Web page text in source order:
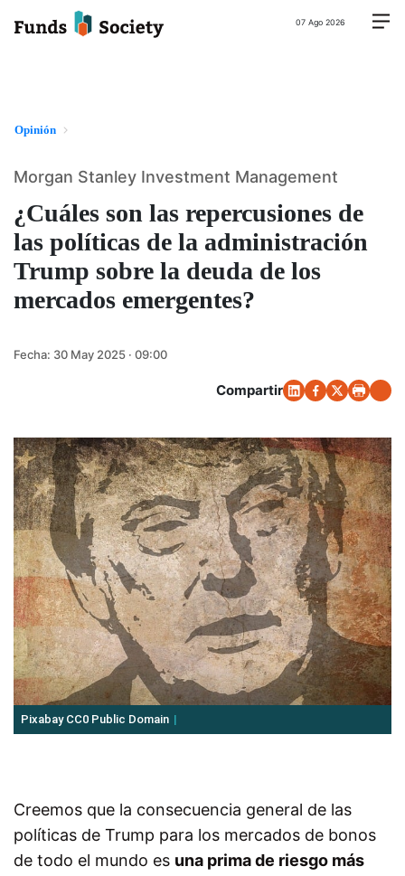
07 Ago 2026
Opinión
¿Cuáles son las repercusiones de
las políticas de la administración
Trump sobre la deuda de los
mercados emergentes?
Morgan Stanley Investment Management
Fecha: 30 May 2025 · 09:00
Compartir
Pixabay CC0 Public Domain
Creemos que la consecuencia general de las
políticas de Trump para los mercados de bonos
de todo el mundo es una prima de riesgo más